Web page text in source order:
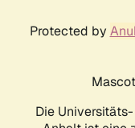
Protected by
Die